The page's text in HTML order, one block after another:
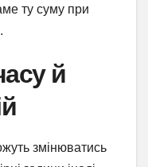
ту суму при
й
змінюватись